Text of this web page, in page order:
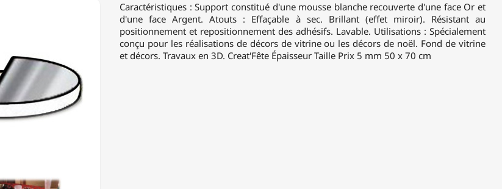
Caractéristiques : Support constitué d'une mousse blanche recouverte d'une face Or et
d'une face Argent. Atouts : Effaçable à sec. Brillant (effet miroir). Résistant au
positionnement et repositionnement des adhésifs. Lavable. Utilisations : Spécialement
conçu pour les réalisations de décors de vitrine ou les décors de noël. Fond de vitrine
et décors. Travaux en 3D. Creat'Fête Épaisseur Taille Prix 5 mm 50 x 70 cm